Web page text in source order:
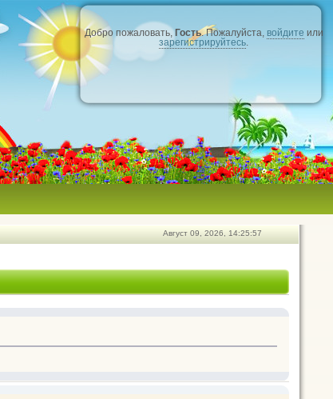
Добро пожаловать,Гость. Пожалуйста, войдите или
зарегистрируйтесь.
Август 09, 2026, 14:25:57